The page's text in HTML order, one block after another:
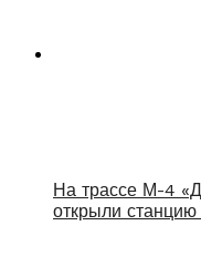
На трассе М-4
открыли